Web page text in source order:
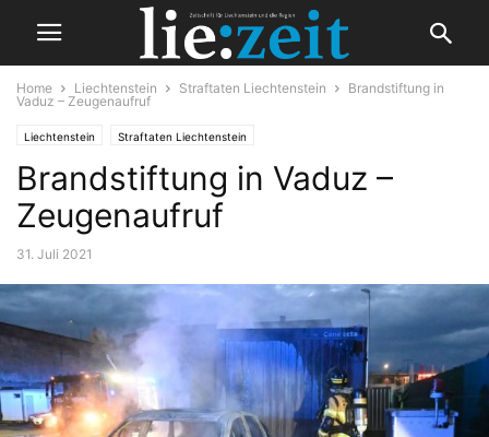
Home Liechtenstein Straftaten Liechtenstein
Brandstiftung in
Vaduz – Zeugenaufruf
Liechtenstein Straftaten Liechtenstein
Brandstiftung in Vaduz –
Zeugenaufruf
31. Juli 2021